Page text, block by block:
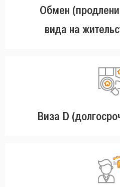
Обмен
вида на
Виза D